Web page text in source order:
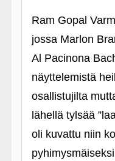
Ram Gopal
jossa Marlon
Al Pacinona
näyttelemistä
osallistujilta
lähellä tylsää
oli kuvattu niin